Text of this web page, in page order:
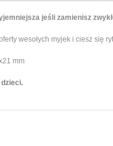
jeśli zamienisz
wesołych myjek i ciesz się
mm